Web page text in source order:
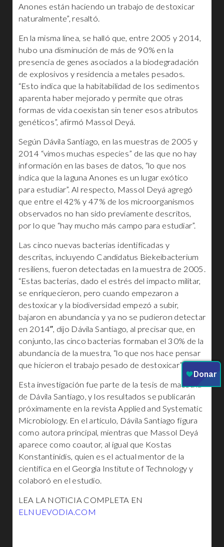
Anones están haciendo un trabajo de destoxicar
naturalmente”, resaltó.
En la misma línea, se halló que, entre 2005 y 2014,
hubo una disminución de más de 90% en la
presencia de genes asociados a la biodegradación
de explosivos y residencia a metales pesados.
“Esto indica que la habitabilidad de los sedimentos
aparenta haber mejorado y permite que otras
formas de vida coexistan sin tener esos atributos
genéticos”, afirmó Massol Deyá.
Según Dávila Santiago, en las muestras de 2005 y
2014 “vimos muchas especies” de las que no hay
información en las bases de datos, “lo que nos
indica que la laguna Anones es un lugar exótico
para estudiar”. Al respecto, Massol Deyá agregó
que entre el 42% y 47% de los microorganismos
observados no han sido previamente descritos,
por lo que “hay mucho más campo para estudiar”.
Las cinco nuevas bacterias identificadas y
descritas, incluyendo Candidatus Biekeibacterium
resiliens, fueron detectadas en la muestra de 2005.
“Estas bacterias, dado el estrés del impacto militar,
se enriquecieron, pero cuando empezaron a
destoxicar y la biodiversidad empezó a subir,
bajaron en abundancia y ya no se pudieron detectar
en 2014″, dijo Dávila Santiago, al precisar que, en
conjunto, las cinco bacterias formaban el 30% de la
abundancia de la muestra, “lo que nos hace pensar
que hicieron el trabajo pesado de destoxicar”.
Esta investigación fue parte de la tesis de maestría
de Dávila Santiago, y los resultados se publicarán
próximamente en la revista Applied and Systematic
Microbiology. En el artículo, Dávila Santiago figura
como autora principal, mientras que Massol Deyá
aparece como coautor, al igual que Kostas
Konstantinidis, quien es el actual mentor de la
científica en el Georgia Institute of Technology y
colaboró en el estudio.
LEA LA NOTICIA COMPLETA EN
ELNUEVODIA.COM